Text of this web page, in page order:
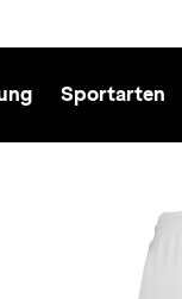
Sportarten